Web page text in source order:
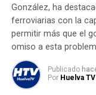
González, ha
ferroviarias con la
permitir más que el
omiso a esta
Publicado
Por Huelva TV